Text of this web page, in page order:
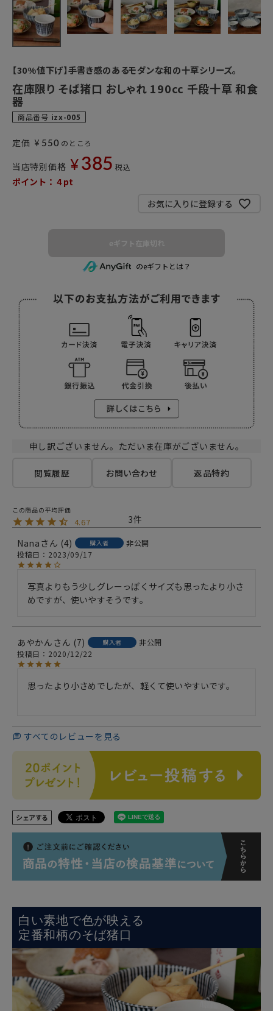
【30%値下げ】手書き感のあるモダンな和の十草シリーズ。
在庫限り そば猪口 おしゃれ 190cc 千段十草 和食
器
商品番号 izx-005
定価 ¥ 550 のところ
当店特別価格 ¥ 385 税込
ポイント： 4 pt
お気に入りに登録する
eギフト在庫切れ
のeギフトとは？
申し訳ございません。ただいま在庫がございません。
閲覧履歴 お問い合わせ 返品特約
4.67
3
Nana
4 購入者
非公開
投稿日
2023/09/17
写真よりもう少しグレーっぽくサイズも思ったより小さ
めですが、使いやすそうです。
あやかん 7 購入者
非公開
投稿日
2020/12/22
思ったより小さめでしたが、軽くて使いやすいです。
すべてのレビューを見る
シェアする
白い素地で色が映える
定番和柄のそば猪口